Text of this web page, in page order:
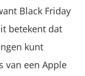
Black Friday
betekent dat
kunt
van een Apple